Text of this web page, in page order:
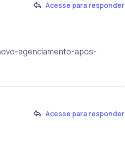
Acesse para responder
agenciamento-apos-
Acesse para responder